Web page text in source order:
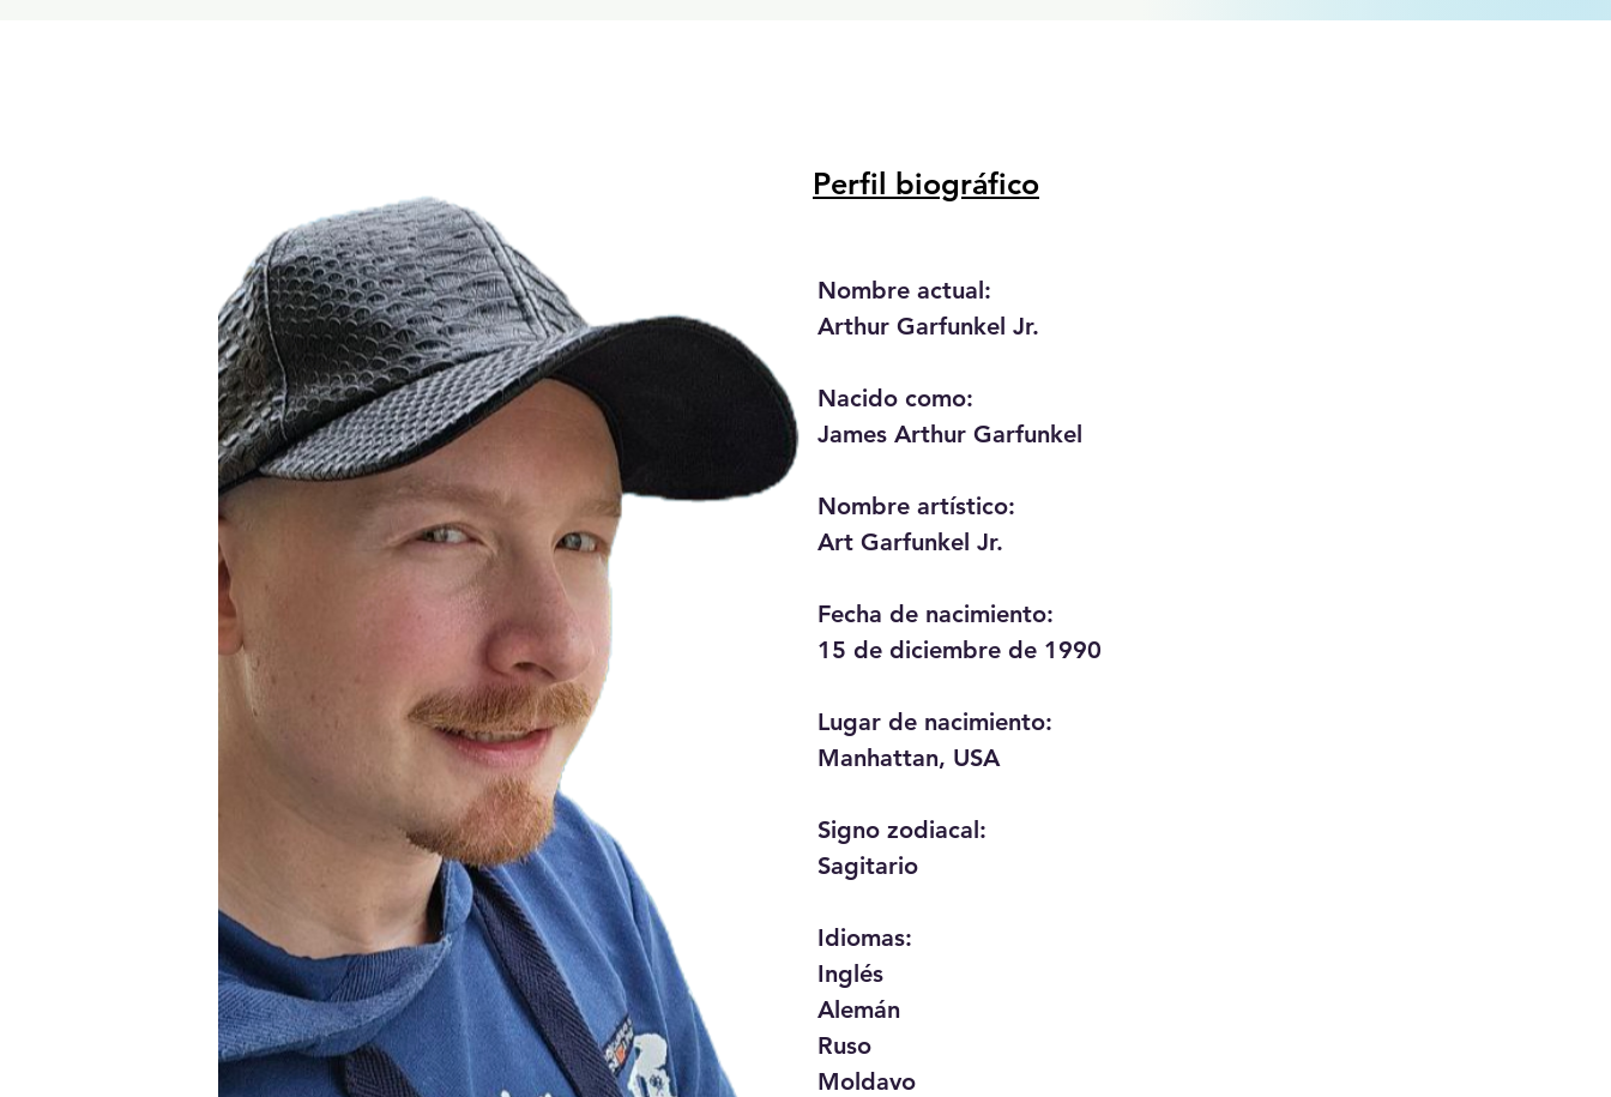
Perfil biográfico
Nombre actual:
Arthur Garfunkel Jr.
Nacido como:
James Arthur Garfunkel
Nombre artístico:
Art Garfunkel Jr.
Fecha de nacimiento:
15 de diciembre de 1990
Lugar de nacimiento:
Manhattan, USA
Signo zodiacal:
Sagitario
Idiomas:
Inglés
Alemán
Ruso
Moldavo